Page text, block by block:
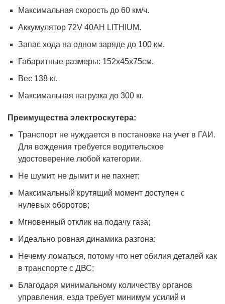
Максимальная скорость до 60 км/ч.
Аккумулятор 72V 40AH LITHIUM.
Запас хода на одном заряде до 100 км.
Габаритные размеры: 152х45х75см.
Вес 138 кг.
Максимальная нагрузка до 300 кг.
Преимущества электроскутера:
Транспорт не нуждается в постановке на учет в ГАИ.
Для вождения требуется водительское
удостоверение любой категории.
Не шумит, не дымит и не пахнет;
Максимальный крутящий момент доступен с
нулевых оборотов;
Мгновенный отклик на подачу газа;
Идеально ровная динамика разгона;
Нечему ломаться, потому что нет обилия деталей как
в транспорте с ДВС;
Благодаря минимальному количеству органов
управления, езда требует минимум усилий и